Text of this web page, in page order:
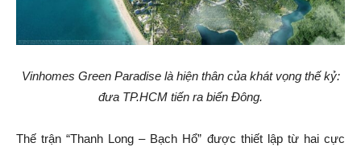
Vinhomes Green Paradise là hiện thân của khát vọng thế kỷ:
đưa TP.HCM tiến ra biển Đông.
Thế trận “Thanh Long – Bạch Hổ” được thiết lập từ hai cực